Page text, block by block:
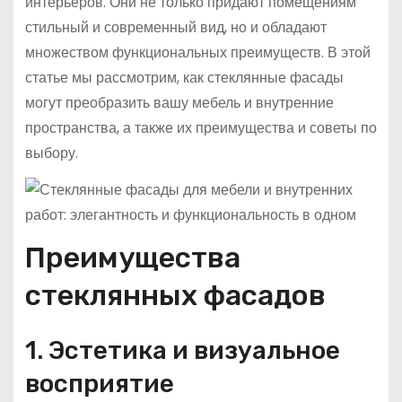
стильный и современный вид, но и обладают
множеством функциональных преимуществ. В этой
статье мы рассмотрим, как стеклянные фасады
могут преобразить вашу мебель и внутренние
пространства, а также их преимущества и советы по
выбору.
Преимущества
стеклянных фасадов
1. Эстетика и визуальное
восприятие